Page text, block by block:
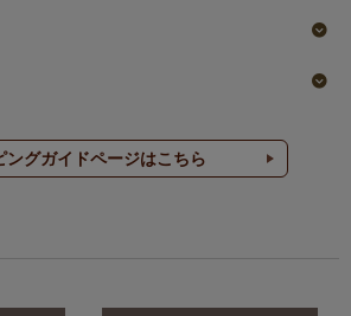
ングガイドページはこちら